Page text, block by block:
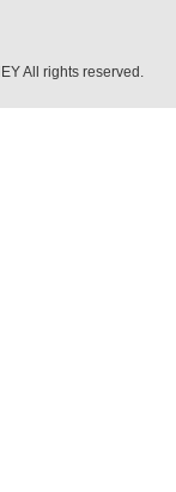
All rights reserved.